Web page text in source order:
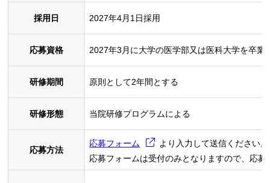
採用日 2027年4月1日採用
応募資格 2027年3月に大学の医学部又は医科大学を卒
研修期間 原則として2年間とする
研修形態 当院研修プログラムによる
応募方法
応募フォーム
より入力して送信ください。
応募フォームは受付のみとなりますので、応